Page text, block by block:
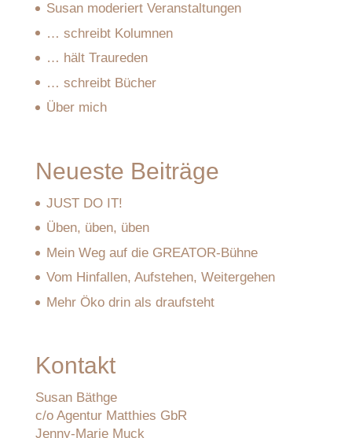
Susan moderiert Veranstaltungen
… schreibt Kolumnen
… hält Traureden
… schreibt Bücher
Über mich
Neueste Beiträge
JUST DO IT!
Üben, üben, üben
Mein Weg auf die GREATOR-Bühne
Vom Hinfallen, Aufstehen, Weitergehen
Mehr Öko drin als draufsteht
Kontakt
Susan Bäthge
c/o Agentur Matthies GbR
Jenny-Marie Muck